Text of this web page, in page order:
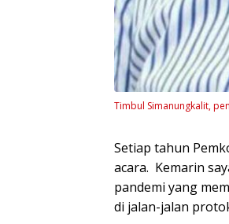
Timbul Simanungkalit,
Setiap tahun
acara. Kemarin
pandemi yang
di jalan-jalan